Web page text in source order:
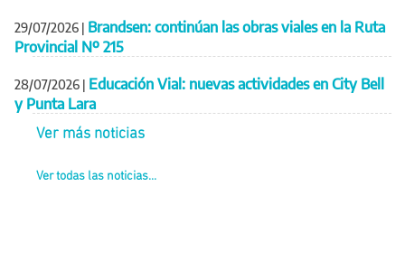
29/07/2026 | Brandsen: continúan las obras viales en la Ruta
Provincial Nº 215
28/07/2026 | Educación Vial: nuevas actividades en City Bell
y Punta Lara
Ver más noticias
Ver todas las noticias...